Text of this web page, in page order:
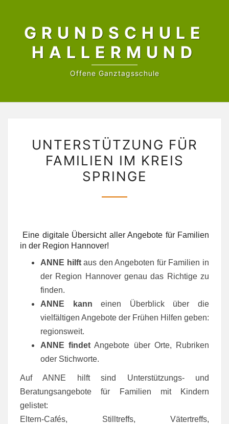
contentGRUNDSCHULE
HALLERMUND
Offene Ganztagsschule
FÜR
FAMILIEN
IM
UNTERSTÜTZUNG FÜR
FAMILIEN IM KREIS
SPRINGE
Eine digitale Übersicht aller Angebote für Familien
in der Region Hannover!
ANNE hilftaus den Angeboten für Familien in
der Region Hannover genau das Richtige zu
finden.
ANNE kann einen Überblick über die
vielfältigen Angebote der Frühen Hilfen geben:
regionsweit.
ANNE findet Angebote über Orte, Rubriken
oder Stichworte.
Auf ANNE hilft sind Unterstützungs- und
Beratungsangebote für Familien mit Kindern
gelistet:
Eltern-Cafés, Stilltreffs, Vätertreffs,